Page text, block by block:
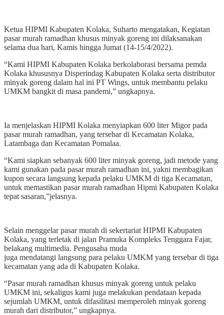
Ketua HIPMI Kabupaten Kolaka, Suharto mengatakan, Kegiatan
pasar murah ramadhan khusus minyak goreng ini dilaksanakan
selama dua hari, Kamis hingga Jumat (14-15/4/2022).
“Kami HIPMI Kabupaten Kolaka berkolaborasi bersama pemda
Kolaka khususnya Disperindag Kabupaten Kolaka serta distributor
minyak goreng dalam hal ini PT Wings, untuk membantu pelaku
UMKM bangkit di masa pandemi,” ungkapnya.
Ia menjelaskan HIPMI Kolaka menyiapkan 600 liter Migor pada
pasar murah ramadhan, yang tersebar di Kecamatan Kolaka,
Latambaga dan Kecamatan Pomalaa.
“Kami siapkan sebanyak 600 liter minyak goreng, jadi metode yang
kami gunakan pada pasar murah ramadhan ini, yakni membagikan
kupon secara langsung kepada pelaku UMKM di tiga Kecamatan,
untuk memastikan pasar murah ramadhan Hipmi Kabupaten Kolaka
tepat sasaran,”jelasnya.
Selain menggelar pasar murah di sekertariat HIPMI Kabupaten
Kolaka, yang terletak di jalan Pramuka Kompleks Tenggara Fajar,
belakang multimedia. Pengusaha muda
juga mendatangi langsung para pelaku UMKM yang tersebar di tiga
kecamatan yang ada di Kabupaten Kolaka.
“Pasar murah ramadhan khusus minyak goreng untuk pelaku
UMKM ini, sekaligus kami juga melakukan pendataan kepada
sejumlah UMKM, untuk difasilitasi memperoleh minyak goreng
murah dari distributor,” ungkapnya.